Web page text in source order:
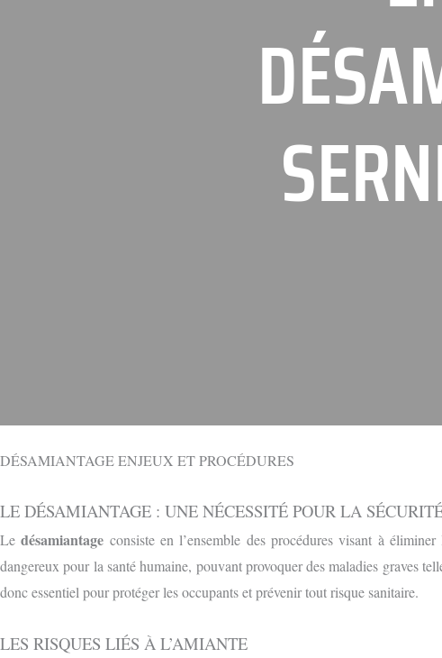
DÉSAMIANTAGE ENJEUX ET PROCÉDURES
LE DÉSAMIANTAGE : UNE NÉCESSITÉ POUR LA
Ledésamiantage consiste en l’ensemble des procédures visant à éliminer
dangereux pour la santé humaine, pouvant provoquer des maladies graves
donc essentiel pour protéger les occupants et prévenir tout risque sanitaire.
LES RISQUES LIÉS À L’AMIANTE